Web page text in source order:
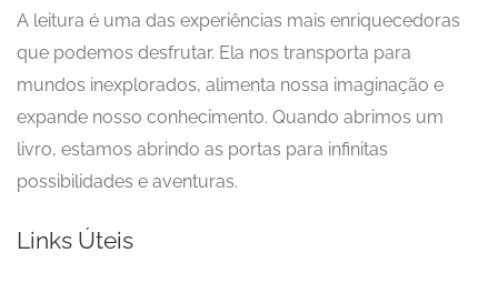
A leitura é uma das experiências mais enriquecedoras
que podemos desfrutar. Ela nos transporta para
mundos inexplorados, alimenta nossa imaginação e
expande nosso conhecimento. Quando abrimos um
livro, estamos abrindo as portas para infinitas
possibilidades e aventuras.
Links Úteis